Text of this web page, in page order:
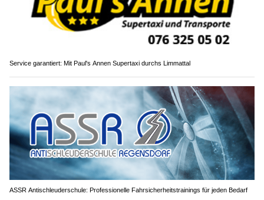
Service garantiert: Mit Paul's Annen Supertaxi durchs Limmattal
ASSR Antischleuderschule: Professionelle Fahrsicherheitstrainings für jeden Bedarf